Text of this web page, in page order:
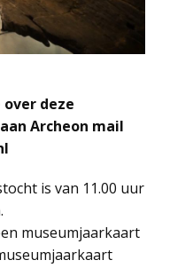
deze
Archeon mail
is van 11.00 uur
museumjaarkaart